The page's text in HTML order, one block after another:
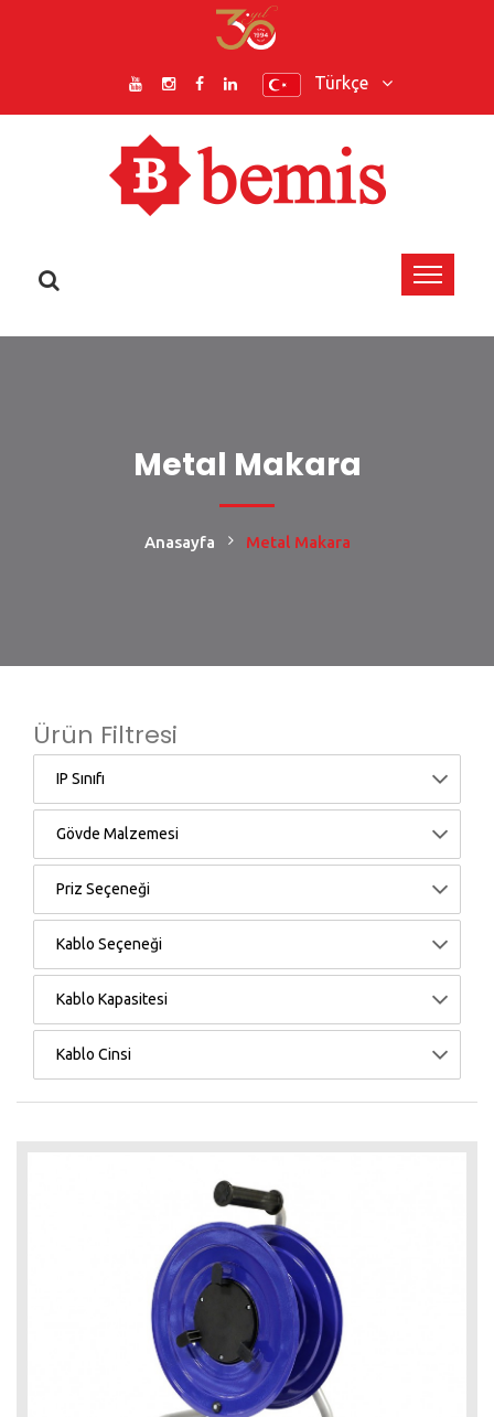
Türkçe
Metal Makara
Anasayfa Metal Makara
Ürün Filtresi
IP Sınıfı
Gövde Malzemesi
Priz Seçeneği
Kablo Seçeneği
Kablo Kapasitesi
Kablo Cinsi